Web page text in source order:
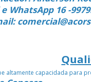
e WhatsApp 16 -
altamente capacidada para